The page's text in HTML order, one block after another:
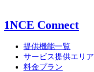
1NCE Connect
提供機能一覧
サービス提供エリア
料金プラン